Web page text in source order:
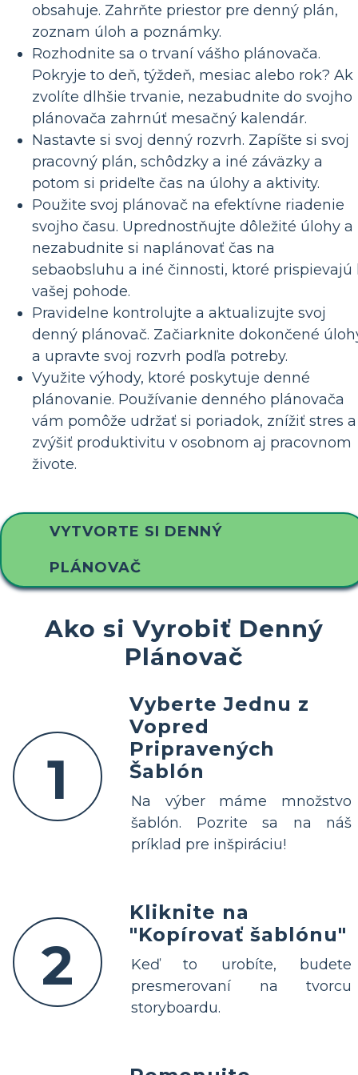
obsahuje. Zahrňte priestor pre denný plán,
zoznam úloh a poznámky.
Rozhodnite sa o trvaní vášho plánovača.
Pokryje to deň, týždeň, mesiac alebo rok? Ak
zvolíte dlhšie trvanie, nezabudnite do svojho
plánovača zahrnúť mesačný kalendár.
Nastavte si svoj denný rozvrh. Zapíšte si svoj
pracovný plán, schôdzky a iné záväzky a
potom si prideľte čas na úlohy a aktivity.
Použite svoj plánovač na efektívne riadenie
svojho času. Uprednostňujte dôležité úlohy a
nezabudnite si naplánovať čas na
sebaobsluhu a iné činnosti, ktoré prispievajú
vašej pohode.
Pravidelne kontrolujte a aktualizujte svoj
denný plánovač. Začiarknite dokončené
a upravte svoj rozvrh podľa potreby.
Využite výhody, ktoré poskytuje denné
plánovanie. Používanie denného plánovača
vám pomôže udržať si poriadok, znížiť stres a
zvýšiť produktivitu v osobnom aj pracovnom
živote.
VYTVORTE SI DENNÝ
PLÁNOVAČ
Ako si Vyrobiť Denný
Plánovač
1
Vyberte Jednu z
Vopred
Pripravených
Šablón
Na výber máme množstvo
šablón. Pozrite sa na náš
príklad pre inšpiráciu!
2
Kliknite na
"Kopírovať šablónu"
Keď to urobíte, budete
presmerovaní na tvorcu
storyboardu.